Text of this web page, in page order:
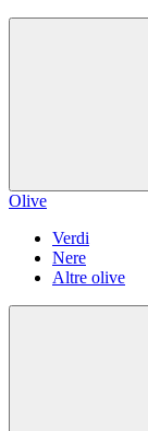
Olive
Verdi
Nere
Altre olive